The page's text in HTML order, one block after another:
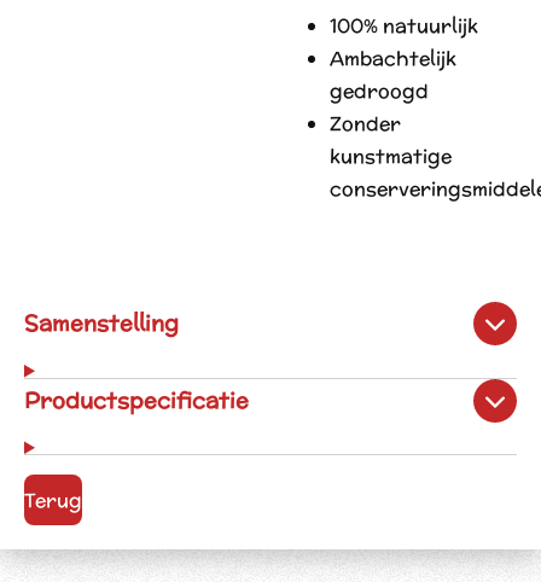
100% natuurlijk
Ambachtelijk
gedroogd
Zonder
kunstmatige
Samenstelling
Productspecificatie
Terug